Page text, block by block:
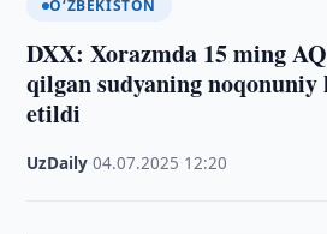
O‘ZBEKISTON
DXX: Xorazmda 15 ming
qilgan sudyaning
etildi
UzDaily ·04.07.2025 12:20